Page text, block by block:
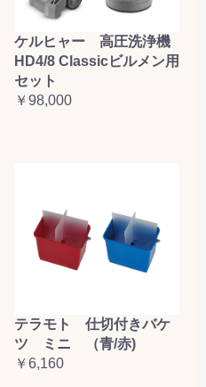
ケルヒャー 高圧洗浄機
HD4/8 Classicビルメン用
セット
￥98,000
テラモト 仕切付きバケ
ツ ミニ （青/赤)
￥6,160